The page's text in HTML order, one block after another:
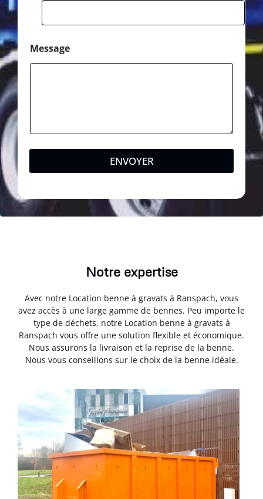
Message
ENVOYER
Notre expertise
Avec notre Location benne à gravats à Ranspach, vous
avez accès à une large gamme de bennes. Peu importe le
type de déchets, notre Location benne à gravats à
Ranspach vous offre une solution flexible et économique.
Nous assurons la livraison et la reprise de la benne.
Nous vous conseillons sur le choix de la benne idéale.